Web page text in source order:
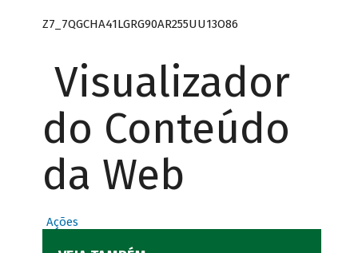
Z7_7QGCHA41LGRG90AR255UU13O86
Visualizador
do Conteúdo
da Web
Ações